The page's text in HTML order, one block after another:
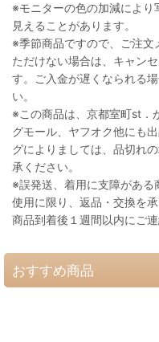
※モニターの色の加減により
見えることがあります。
※季節商品ですので、ご注文
ただけない場合は、キャン
す。ご入金が遅くなられる
い。
※この商品は、京都室町st．
グモール、ヤフオク他にも
グによりましては、品切れ
承ください。
※誤発送、着用に支障があ
使用に限り、返品・交換を承
商品到着後１週間以内にご連
おすすめ商品